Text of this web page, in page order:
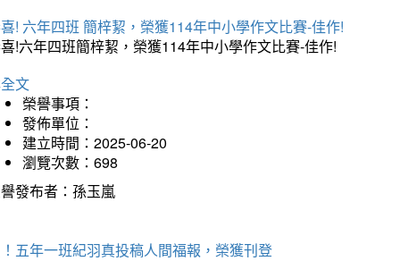
! 六年四班 簡梓絜，榮獲114年中小學作文比賽-佳作!
!六年四班簡梓絜，榮獲114年中小學作文比賽-佳作!
文
榮譽事項：
發佈單位：
建立時間：2025-06-20
瀏覽次數：698
發布者：孫玉嵐
五年一班紀羽真投稿人間福報，榮獲刊登